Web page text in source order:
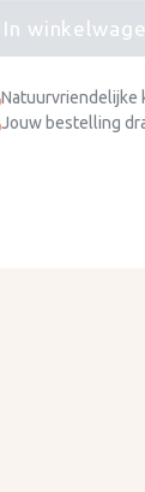
In
Natuurvriendelijke
Jouw bestelling